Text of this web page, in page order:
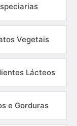
Vegetais
Lácteos
e Gorduras